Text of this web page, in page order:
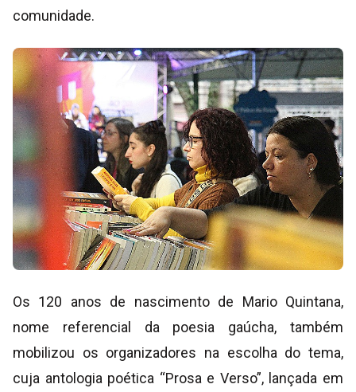
comunidade.
Os 120 anos de nascimento de Mario Quintana,
nome referencial da poesia gaúcha, também
mobilizou os organizadores na escolha do tema,
cuja antologia poética “Prosa e Verso”, lançada em